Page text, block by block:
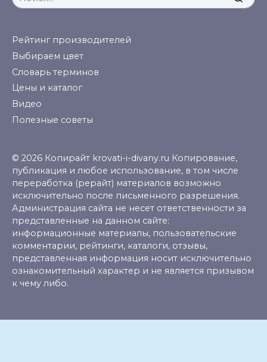
for:
Рейтинг производителей
Выбираем цвет
Словарь терминов
Цены и каталог
Видео
Полезные советы
© 2026 Копирайт krovati-i-divany.ru Копирование,
публикация и любое использование, в том числе
переработка (рерайт) материалов возможно
исключительно после письменного разрешения.
Администрация сайта не несет ответственности за
представленные на данном сайте:
информационные материалы, пользовательские
комментарии, рейтинги, каталоги, отзывы,
представленная информация носит исключительно
ознакомительный характер и не является призывом
к чему либо.